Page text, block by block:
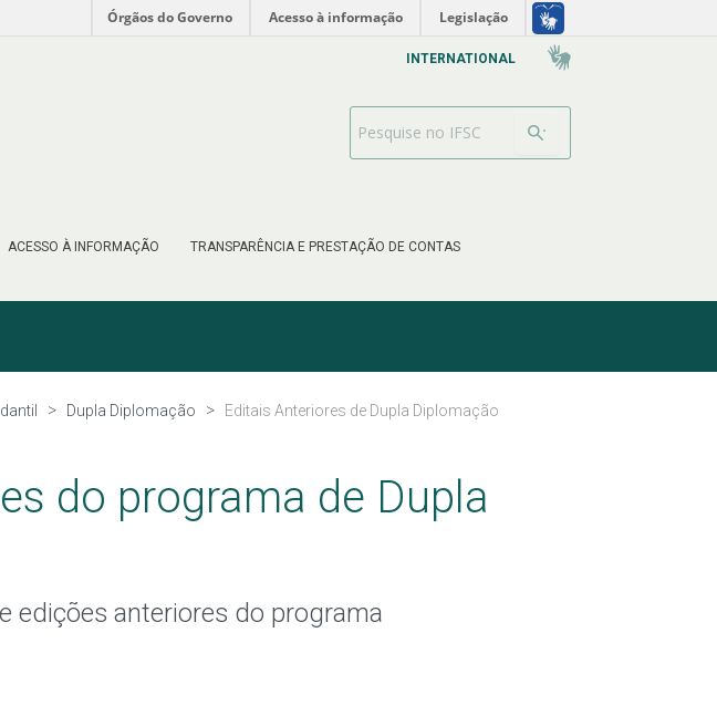
Órgãos do Governo Acesso à informação Legislação
ACESSO À INFORMAÇÃO TRANSPARÊNCIA E PRESTAÇÃO DE CONTAS
INTERNATIONAL
Barra de busca
Dupla Diplomação Editais Anteriores de Dupla Diplomação
do programa de Dupla
edições anteriores do programa